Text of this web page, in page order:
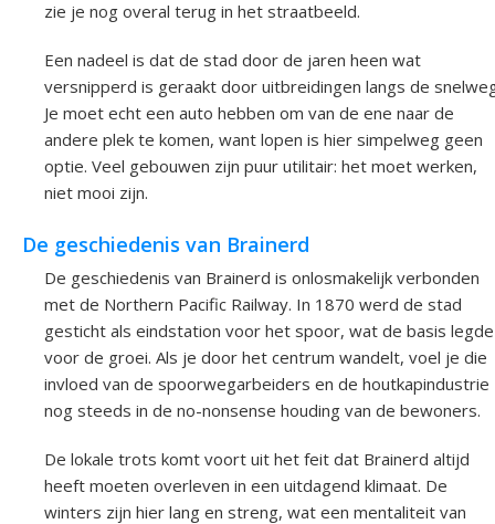
zie je nog overal terug in het straatbeeld.
Een nadeel is dat de stad door de jaren heen wat
versnipperd is geraakt door uitbreidingen langs de
Je moet echt een auto hebben om van de ene naar de
andere plek te komen, want lopen is hier simpelweg geen
optie. Veel gebouwen zijn puur utilitair: het moet werken,
niet mooi zijn.
De geschiedenis van Brainerd
De geschiedenis van Brainerd is onlosmakelijk verbonden
met de Northern Pacific Railway. In 1870 werd de stad
gesticht als eindstation voor het spoor, wat de basis legde
voor de groei. Als je door het centrum wandelt, voel je die
invloed van de spoorwegarbeiders en de houtkapindustrie
nog steeds in de no-nonsense houding van de bewoners.
De lokale trots komt voort uit het feit dat Brainerd altijd
heeft moeten overleven in een uitdagend klimaat. De
winters zijn hier lang en streng, wat een mentaliteit van